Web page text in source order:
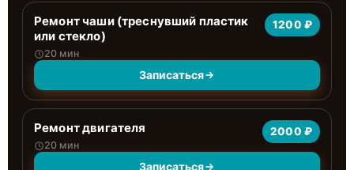
Ремонт чаши (треснувший пластик
или стекло)
20 мин
1200 ₽
Записаться
Ремонт двигателя
20 мин
2000 ₽
Записаться